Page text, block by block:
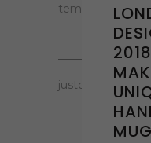
tempus, tellus
justclaying.gr